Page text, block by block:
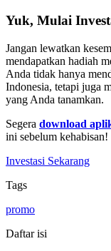
Yuk, Mulai
Jangan lewatkan
mendapatkan hadiah
Anda tidak hanya
Indonesia, tetapi juga
yang Anda tanamkan.
Segera download
ini sebelum kehabisan!
Investasi Sekarang
Tags
promo
Daftar isi